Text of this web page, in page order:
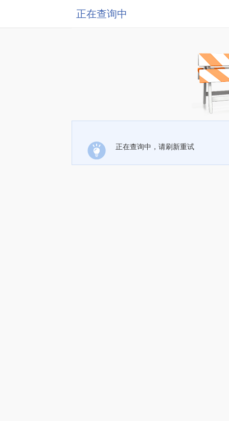
正在查询中
正在查询中，请刷新重试